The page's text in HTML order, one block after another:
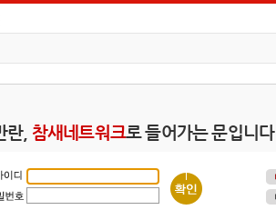
란, 참새네트워크로 들어가는 문입니다